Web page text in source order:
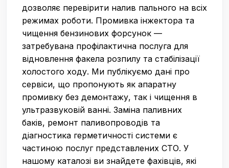
дозволяє перевірити налив пального на всіх
режимах роботи. Промивка інжектора та
чищення бензинових форсунок —
затребувана профілактична послуга для
відновлення факела розпилу та стабілізації
холостого ходу. Ми публікуємо дані про
сервіси, що пропонують як апаратну
промивку без демонтажу, так і чищення в
ультразвуковій ванні. Заміна паливних
баків, ремонт паливопроводів та
діагностика герметичності системи є
частиною послуг представлених СТО. У
нашому каталозі ви знайдете фахівців, які